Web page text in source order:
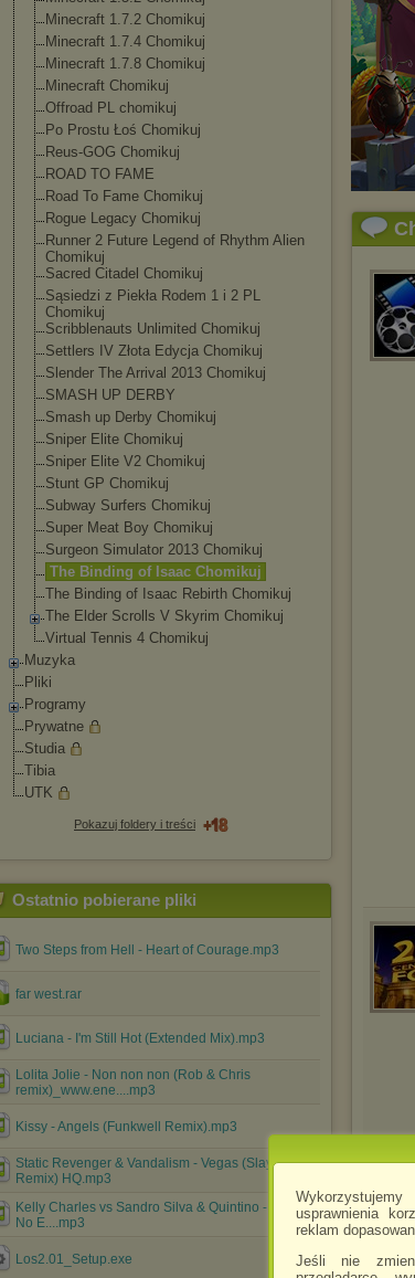
usprawnienia
reklam
Jeśli nie
Minecraft 1.7.2 Chomikuj
Minecraft 1.7.4 Chomikuj
Minecraft 1.7.8 Chomikuj
Minecraft Chomikuj
Offroad PL chomikuj
Po Prostu Łoś Chomikuj
Reus-GOG Chomikuj
ROAD TO FAME
Road To Fame Chomikuj
Rogue Legacy Chomikuj
Runner 2 Future Legend of Rhythm Alien
Chomikuj
Sacred Citadel Chomikuj
Sąsiedzi z Piekła Rodem 1 i 2 PL
Chomikuj
Scribblenauts Unlimited Chomikuj
Settlers IV Złota Edycja Chomikuj
Slender The Arrival 2013 Chomikuj
SMASH UP DERBY
Smash up Derby Chomikuj
Sniper Elite Chomikuj
Sniper Elite V2 Chomikuj
Stunt GP Chomikuj
Subway Surfers Chomikuj
Super Meat Boy Chomikuj
Surgeon Simulator 2013 Chomikuj
The Binding of Isaac Chomikuj
The Binding of Isaac Rebirth Chomikuj
The Elder Scrolls V Skyrim Chomikuj
Virtual Tennis 4 Chomikuj
Muzyka
Pliki
Programy
Prywatne
Studia
Tibia
UTK
Pokazuj foldery i treści
Ostatnio pobierane pliki
Two Steps from Hell - Heart of Courage.mp3
far west.rar
Luciana - I'm Still Hot (Extended Mix).mp3
Lolita Jolie - Non non non (Rob & Chris
remix)_www.ene....mp3
Kissy - Angels (Funkwell Remix).mp3
Static Revenger & Vandalism - Vegas (Slayback
Remix) HQ.mp3
Kelly Charles vs Sandro Silva & Quintino - You're
No E....mp3
Los2.01_Setup.exe